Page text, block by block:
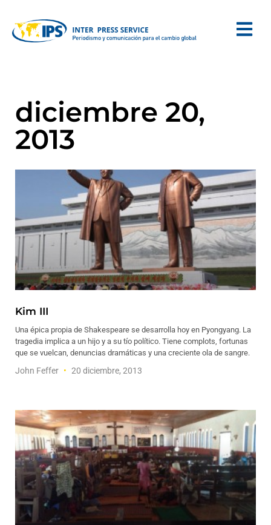
diciembre 20,
2013
Kim III
Una épica propia de Shakespeare se desarrolla hoy en Pyongyang. La
tragedia implica a un hijo y a su tío político. Tiene complots, fortunas
que se vuelcan, denuncias dramáticas y una creciente ola de sangre.
John Feffer 20 diciembre, 2013